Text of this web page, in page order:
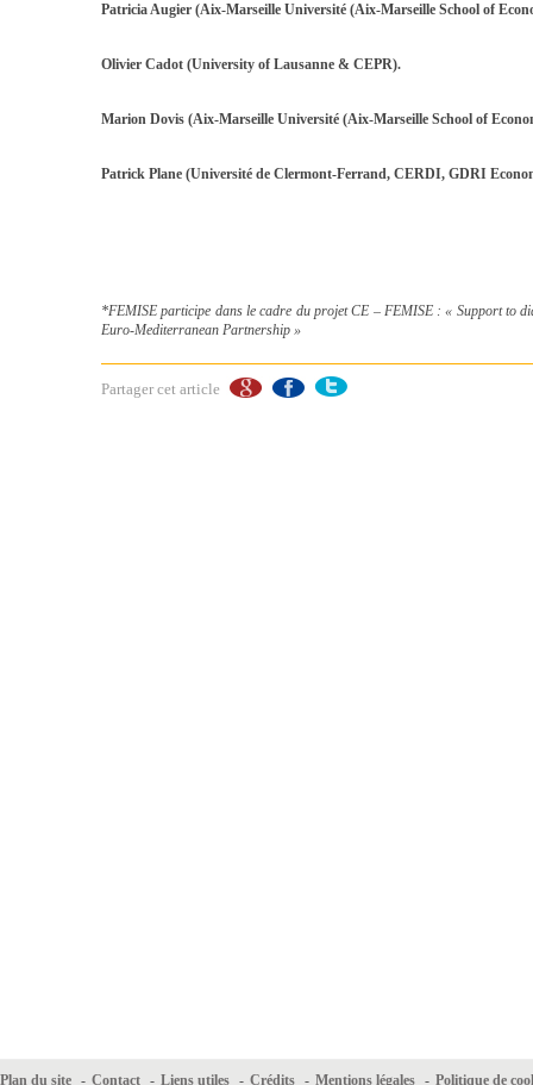
Patricia Augier (Aix-Marseille Université (Aix-Marseille School of
Olivier Cadot (University of Lausanne & CEPR).
Marion Dovis (Aix-Marseille Université (Aix-Marseille School of
Patrick Plane (Université de Clermont-Ferrand, CERDI, GDRI
*FEMISE participe dans le cadre du projet CE – FEMISE : « Support to
Euro-Mediterranean Partnership »
Partager cet article
Plan du site - Contact - Liens utiles - Crédits - Mentions légales - Politique de